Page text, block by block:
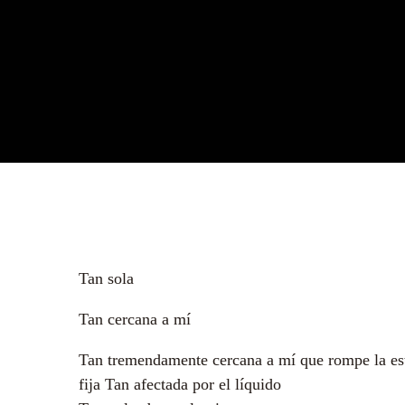
Tan sola
Tan cercana a mí
Tan tremendamente cercana a mí que rompe la
fija Tan afectada por el líquido